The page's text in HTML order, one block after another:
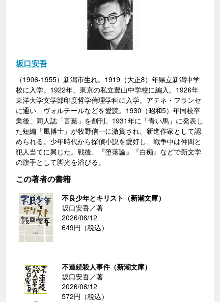
坂口安吾
（1906-1955）新潟市生れ。1919（大正8）年県立新潟中学
校に入学。1922年、東京の私立豊山中学校に編入。1926年
東洋大学文学部印度哲学倫理学科に入学。アテネ・フランセ
に通い、ヴォルテールなどを愛読。1930（昭和5）年同校卒
業後、同人誌「言葉」を創刊。1931年に「青い馬」に発表し
た短編「風博士」が牧野信一に激賞され、新進作家として認
められる。少年時代から探偵小説を愛好し、戦争中は仲間と
犯人当てに興じた。戦後、『堕落論』『白痴』などで新文学
の旗手として脚光を浴びる。
この著者の書籍
不良少年とキリスト（新潮文庫）
坂口安吾／著
2026/06/12
649円（税込）
不連続殺人事件（新潮文庫）
坂口安吾／著
2026/06/12
572円（税込）